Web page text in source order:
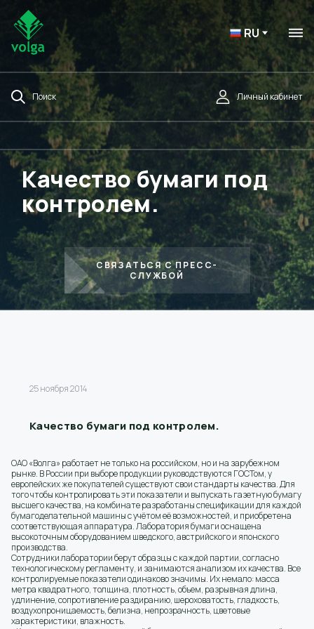
RU
Поиск Личный кабинет
Качество бумаги под
контролем.
СВЯЗАТЬСЯ С ПРЕСС-
СЛУЖБОЙ
25 ноября 2014
Качество бумаги под контролем.
ОАО «Волга» работает не только на российском, но и на зарубежном
рынке. В России при выборе продукции руководствуются ГОСТом, у
европейских же покупателей существуют свои стандарты качества. Для
того чтобы контролировать эти показатели и выпускать газетную бумагу
высшего качества, на комбинате разработаны спецификации для каждой
бумагоделательной машины с учётом её возможностей, и приобретена
соответствующая аппаратура. Лаборатория бумаги оснащена
высокоточным оборудованием шведского, австрийского и японского
производства.
Сотрудники лаборатории берут образцы с каждой партии, согласно
технологическому регламенту, и занимаются анализом их качества. Все
контролируемые показатели одинаково значимы. Их немало: масса
метра квадратного, толщина, плотность, объем, разрывная длина,
удлинение, сопротивление раздиранию, шероховатость, гладкость,
воздухопроницаемость, белизна, непрозрачность, цветовые
характеристики, влажность.